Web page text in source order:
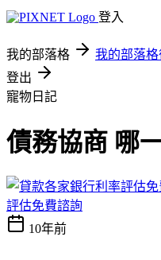
登入
我的部落格 我的部落格
登出
寵物日記
債務協商 哪
評估免費諮詢
10年前